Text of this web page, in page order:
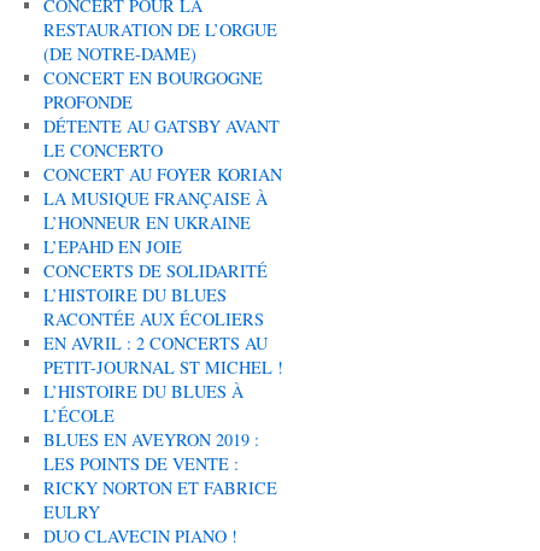
CONCERT POUR LA
RESTAURATION DE L’ORGUE
(DE NOTRE-DAME)
CONCERT EN BOURGOGNE
PROFONDE
DÉTENTE AU GATSBY AVANT
LE CONCERTO
CONCERT AU FOYER KORIAN
LA MUSIQUE FRANÇAISE À
L’HONNEUR EN UKRAINE
L’EPAHD EN JOIE
CONCERTS DE SOLIDARITÉ
L’HISTOIRE DU BLUES
RACONTÉE AUX ÉCOLIERS
EN AVRIL : 2 CONCERTS AU
PETIT-JOURNAL ST MICHEL !
L’HISTOIRE DU BLUES À
L’ÉCOLE
BLUES EN AVEYRON 2019 :
LES POINTS DE VENTE :
RICKY NORTON ET FABRICE
EULRY
DUO CLAVECIN PIANO !